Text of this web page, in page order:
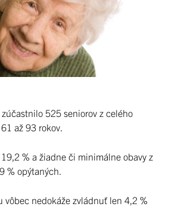
525 seniorov z celého
až 93 rokov.
19,2 % a žiadne či minimálne obavy z
% opýtaných.
vôbec nedokáže zvládnuť len 4,2 %